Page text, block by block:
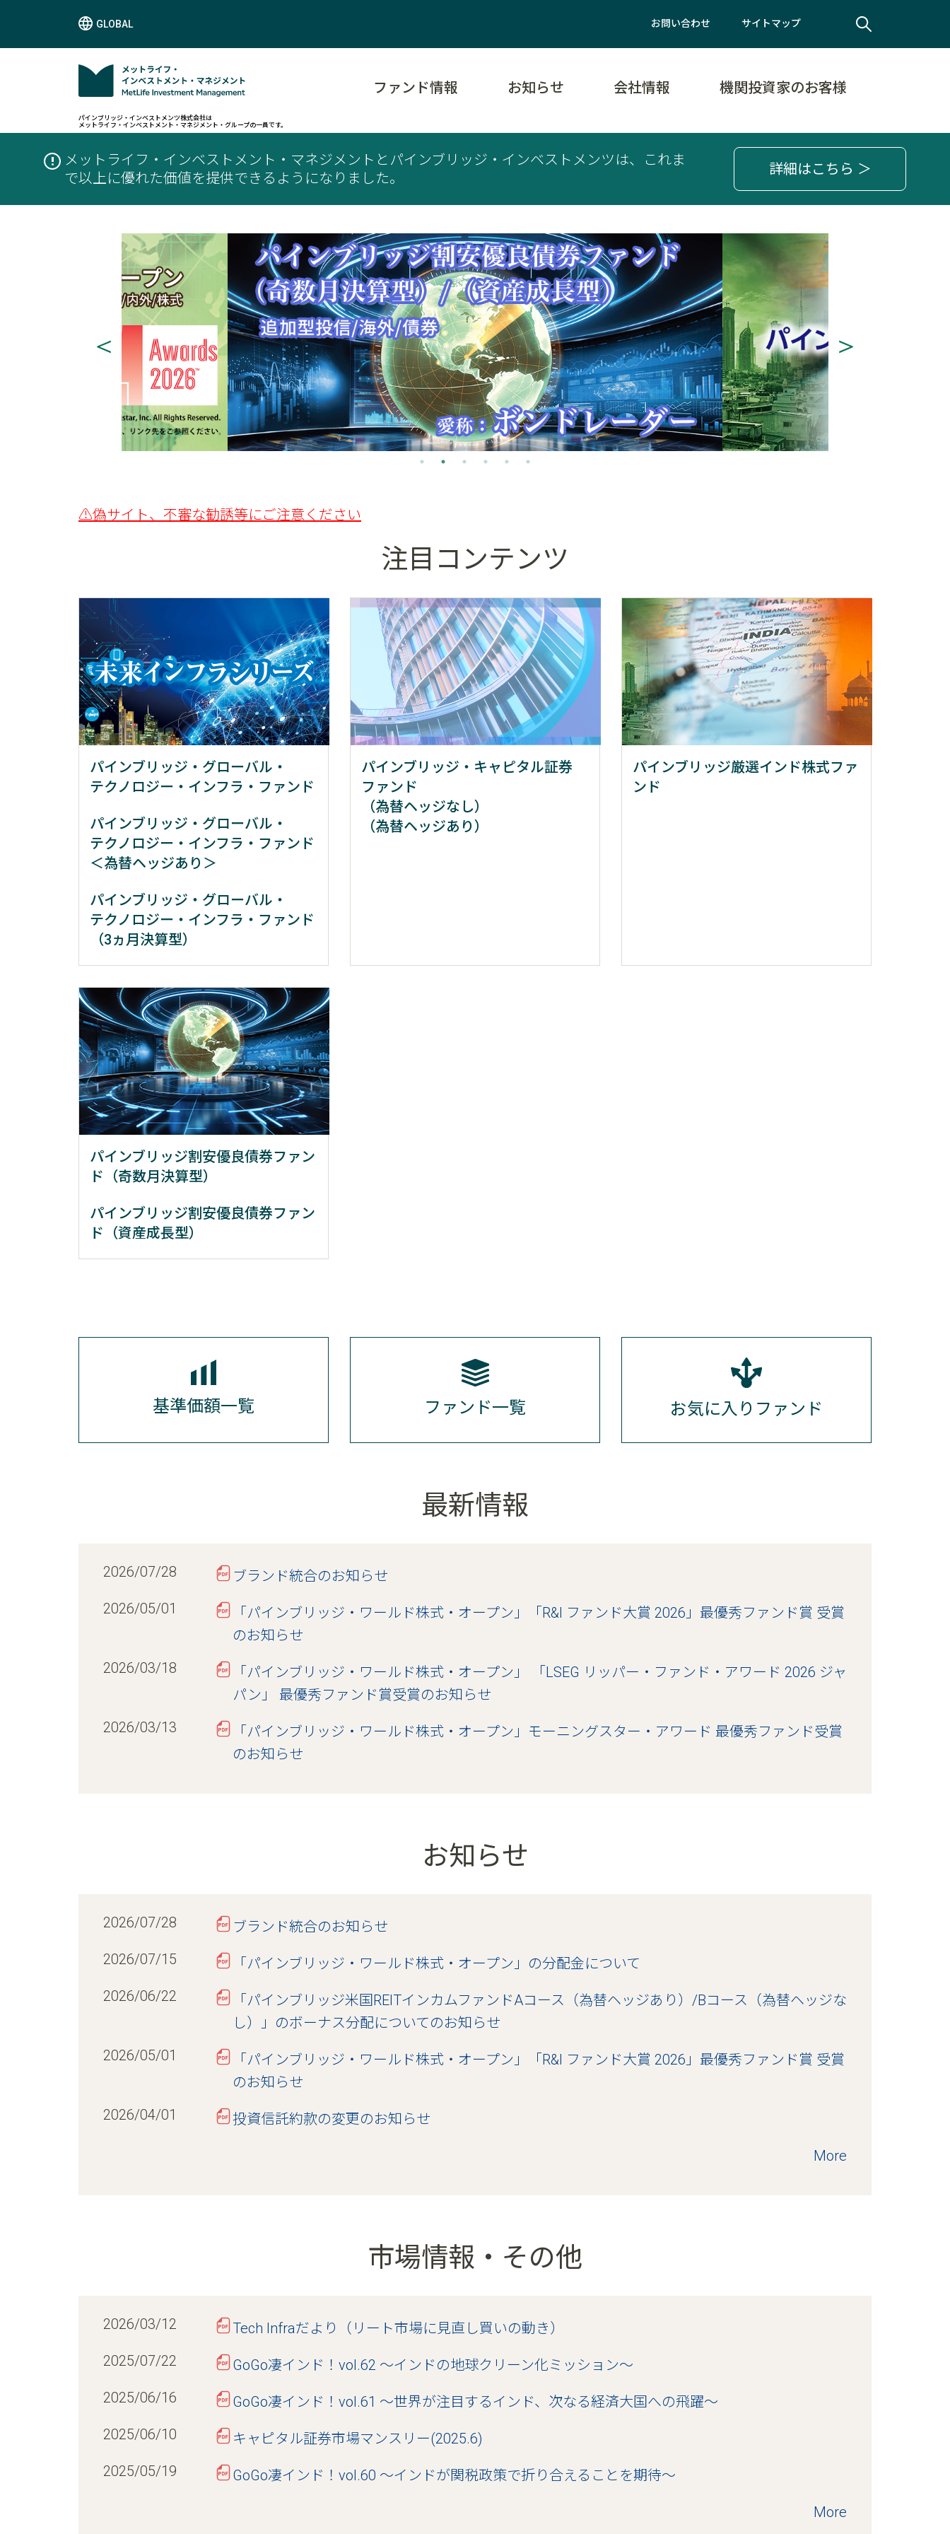
GLOBAL お問い合わせ サイトマップ
パインブリッジ・インベストメンツ株式会社は
メットライフ・インベストメント・マネジメント・グループの一員です。
ファンド情報 お知らせ 会社情報 機関投資家のお客様
メットライフ・インベストメント・マネジメントとパインブリッジ・インベストメンツは、これま
で以上に優れた価値を提供できるようになりました。
詳細はこちら ＞
⚠偽サイト、不審な勧誘等にご注意ください
注目コンテンツ
パインブリッジ・グローバル・
テクノロジー・インフラ・ファンド
パインブリッジ・グローバル・
テクノロジー・インフラ・ファンド
＜為替ヘッジあり＞
パインブリッジ・グローバル・
テクノロジー・インフラ・ファンド
（3ヵ月決算型）
パインブリッジ・キャピタル証券
ファンド
（為替ヘッジなし）
（為替ヘッジあり）
パインブリッジ厳選インド株式ファ
ンド
パインブリッジ割安優良債券ファン
ド（奇数月決算型）
パインブリッジ割安優良債券ファン
ド（資産成長型）
基準価額一覧 ファンド一覧 お気に入りファンド
最新情報
2026/07/28
ブランド統合のお知らせ
2026/05/01
「パインブリッジ・ワールド株式・オープン」「R&I ファンド大賞 2026」最優秀ファンド賞 受賞
のお知らせ
2026/03/18
「パインブリッジ・ワールド株式・オープン」 「LSEG リッパー・ファンド・アワード 2026 ジャ
パン」 最優秀ファンド賞受賞のお知らせ
2026/03/13
「パインブリッジ・ワールド株式・オープン」モーニングスター・アワード 最優秀ファンド受賞
のお知らせ
お知らせ
2026/07/28
ブランド統合のお知らせ
2026/07/15
「パインブリッジ・ワールド株式・オープン」の分配金について
2026/06/22
「パインブリッジ米国REITインカムファンドAコース（為替ヘッジあり）/Bコース（為替ヘッジな
し）」のボーナス分配についてのお知らせ
2026/05/01
「パインブリッジ・ワールド株式・オープン」「R&I ファンド大賞 2026」最優秀ファンド賞 受賞
のお知らせ
2026/04/01
投資信託約款の変更のお知らせ
More
市場情報・その他
2026/03/12
Tech Infraだより（リート市場に見直し買いの動き）
2025/07/22
GoGo凄インド！vol.62 ～インドの地球クリーン化ミッション～
2025/06/16
GoGo凄インド！vol.61 ～世界が注目するインド、次なる経済大国への飛躍～
2025/06/10
キャピタル証券市場マンスリー(2025.6)
2025/05/19
GoGo凄インド！vol.60 ～インドが関税政策で折り合えることを期待～
More